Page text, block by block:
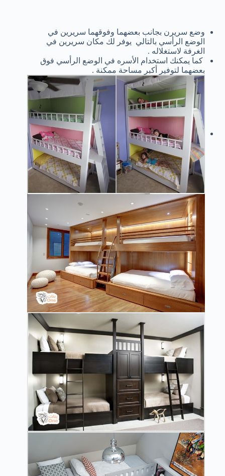
وضع سريرن بجانب بعضهما وفوقهما سريرين في
الوضع الرأسي بالتالي يوفر لك مكان سريرين في
الغرفة لاستغلاله .
كما يمكنك استخدام الأسره في الوضع الرأسي فوق
بعضهما لتوفير أكبر مساحة ممكنة .